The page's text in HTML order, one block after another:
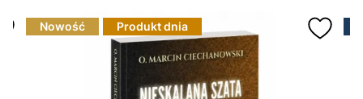
Nowość Produkt dnia